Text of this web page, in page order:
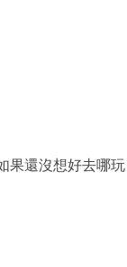
果還沒想好去哪